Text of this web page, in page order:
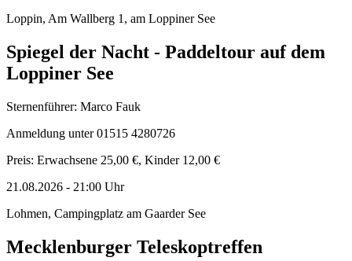
Loppin, Am Wallberg 1, am Loppiner See
Spiegel der Nacht - Paddeltour auf dem
Loppiner See
Sternenführer: Marco Fauk
Anmeldung unter 01515 4280726
Preis: Erwachsene 25,00 €, Kinder 12,00 €
21.08.2026 - 21:00 Uhr
Lohmen, Campingplatz am Gaarder See
Mecklenburger Teleskoptreffen